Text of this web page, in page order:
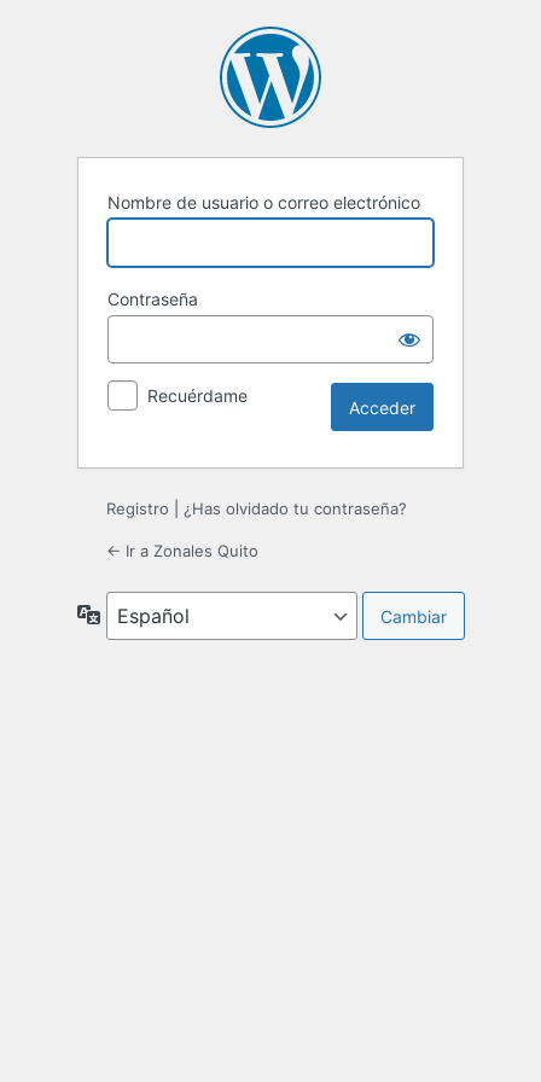
Nombre de usuario o correo electrónico
Contraseña
Recuérdame
Registro ¿Has olvidado tu contraseña?
← Ir a Zonales Quito
Idioma